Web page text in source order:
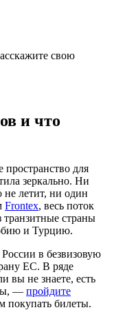
свою
и что
для
зеркально. Ни
не летит, ни один
Frontex, весь поток
транзитные страны
и Турцию.
в безвизовую
ЕС. В ряде
вы не знаете, есть
— пройдите
покупать билеты.